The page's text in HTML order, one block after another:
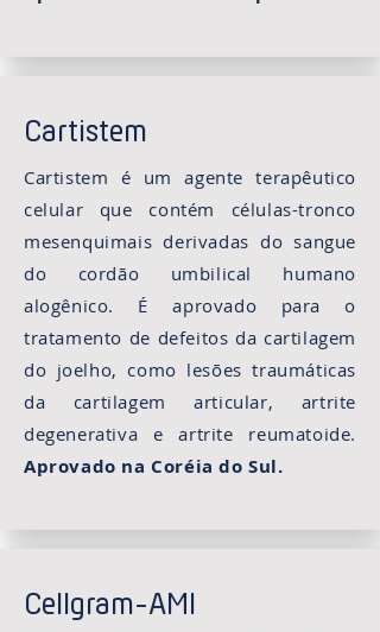
Cartistem
Cartistem é um agente terapêutico
celular que contém células-tronco
mesenquimais derivadas do sangue
do cordão umbilical humano
alogênico. É aprovado para o
tratamento de defeitos da cartilagem
do joelho, como lesões traumáticas
da cartilagem articular, artrite
degenerativa e artrite reumatoide.
Aprovado na Coréia do Sul.
Cellgram-AMI